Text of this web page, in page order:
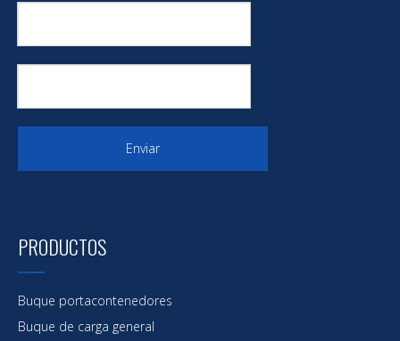
Enviar
PRODUCTOS
Buque portacontenedores
Buque de carga general